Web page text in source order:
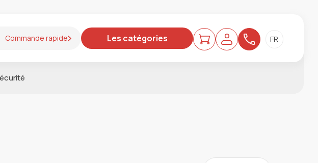
Commande rapide Les catégories